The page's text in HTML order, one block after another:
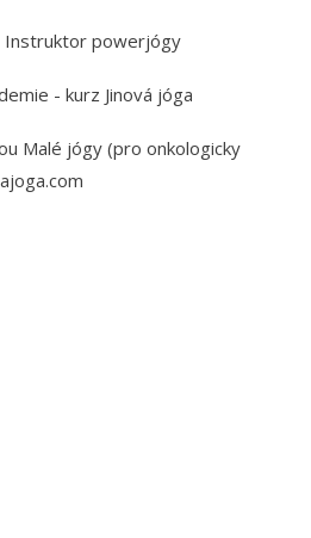
Instruktor powerjógy
- kurz Jinová jóga
Malé jógy (pro onkologicky